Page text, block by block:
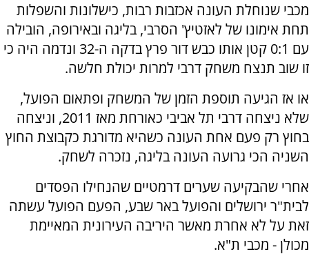
מכבי שנוחלת העונה אכזבות רבות, כישלונות והשפלות
תחת אימונו של לאזטיץ' הסרבי, בליגה ובאירופה, הובילה
עם 0:1 קטן אותו כבש דור פרץ בדקה ה-32 ונדמה היה כי
זו שוב תנצח משחק דרבי למרות יכולת חלשה.
או אז הגיעה תוספת הזמן של המשחק ופתאום הפועל,
שלא ניצחה דרבי תל אביבי כאורחת מאז 2011, וניצחה
בחוץ רק פעם אחת העונה כשהיא מדורגת כקבוצת החוץ
השניה הכי גרועה העונה בליגה, נזכרה לשחק.
אחרי שהבקיעה שערים דרמטיים שהנחילו הפסדים
לבית"ר ירושלים והפועל באר שבע, הפעם הפועל עשתה
זאת על לא אחרת מאשר היריבה העירונית המאיימת
מכולן - מכבי ת"א.